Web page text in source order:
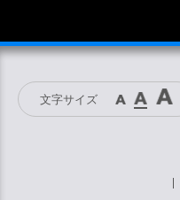
文字サイズ